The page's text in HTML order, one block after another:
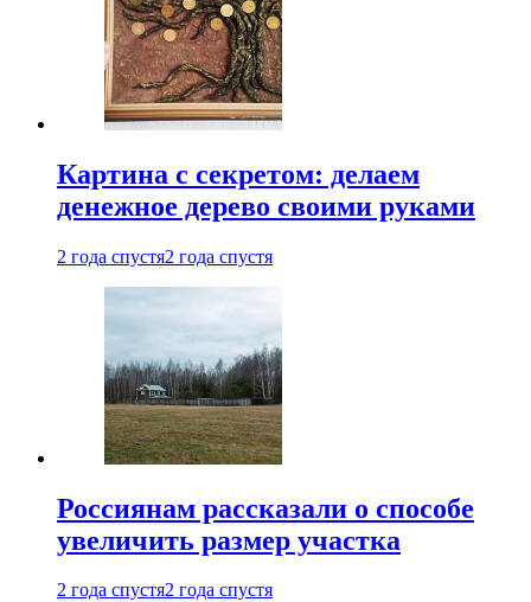
Картина с секретом: делаем
денежное дерево своими руками
2 года спустя2 года спустя
Россиянам рассказали о способе
увеличить размер участка
2 года спустя2 года спустя